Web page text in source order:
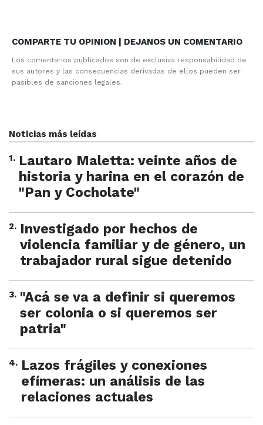
COMPARTE TU OPINION | DEJANOS UN COMENTARIO
Los comentarios publicados son de exclusiva responsabilidad de
sus autores y las consecuencias derivadas de ellos pueden ser
pasibles de sanciones legales.
Noticias más leídas
1. Lautaro Maletta: veinte años de
historia y harina en el corazón de
"Pan y Cocholate"
2. Investigado por hechos de
violencia familiar y de género, un
trabajador rural sigue detenido
3. "Acá se va a definir si queremos
ser colonia o si queremos ser
patria"
4. Lazos frágiles y conexiones
efímeras: un análisis de las
relaciones actuales